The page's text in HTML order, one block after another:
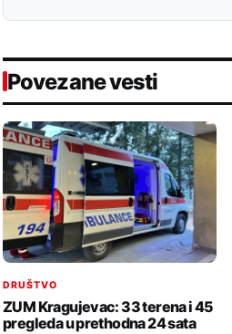
Povezane vesti
DRUŠTVO
ZUM Kragujevac: 33 terena i 45
pregleda u prethodna 24 sata